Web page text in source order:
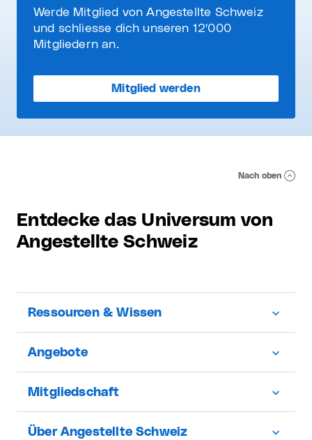
Werde Mitglied von Angestellte Schweiz
und schliesse dich unseren 12'000
Mitgliedern an.
Mitglied werden
Nach oben
Entdecke das Universum von
Angestellte Schweiz
Ressourcen & Wissen
Angebote
Mitgliedschaft
Über Angestellte Schweiz